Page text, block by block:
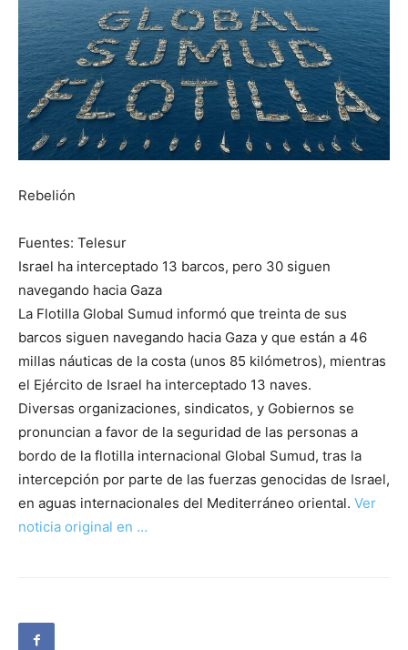
Rebelión
Fuentes: Telesur
Israel ha interceptado 13 barcos, pero 30 siguen
navegando hacia Gaza
La Flotilla Global Sumud informó que treinta de sus
barcos siguen navegando hacia Gaza y que están a 46
millas náuticas de la costa (unos 85 kilómetros), mientras
el Ejército de Israel ha interceptado 13 naves.
Diversas organizaciones, sindicatos, y Gobiernos se
pronuncian a favor de la seguridad de las personas a
bordo de la flotilla internacional Global Sumud, tras la
intercepción por parte de las fuerzas genocidas de Israel,
en aguas internacionales del Mediterráneo oriental. Ver
noticia original en …